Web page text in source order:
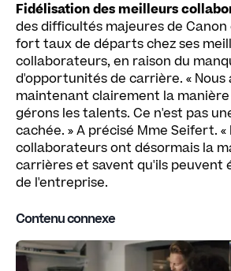
Fidélisation des meilleurs
des difficultés majeures de
fort taux de départs chez ses
collaborateurs, en raison du
d'opportunités de carrière. « Nous
maintenant clairement la
gérons les talents. Ce n'est pas
cachée. » A précisé Mme Seifert. «
collaborateurs ont désormais la
carrières et savent qu'ils peuvent
de l'entreprise.
Contenu connexe